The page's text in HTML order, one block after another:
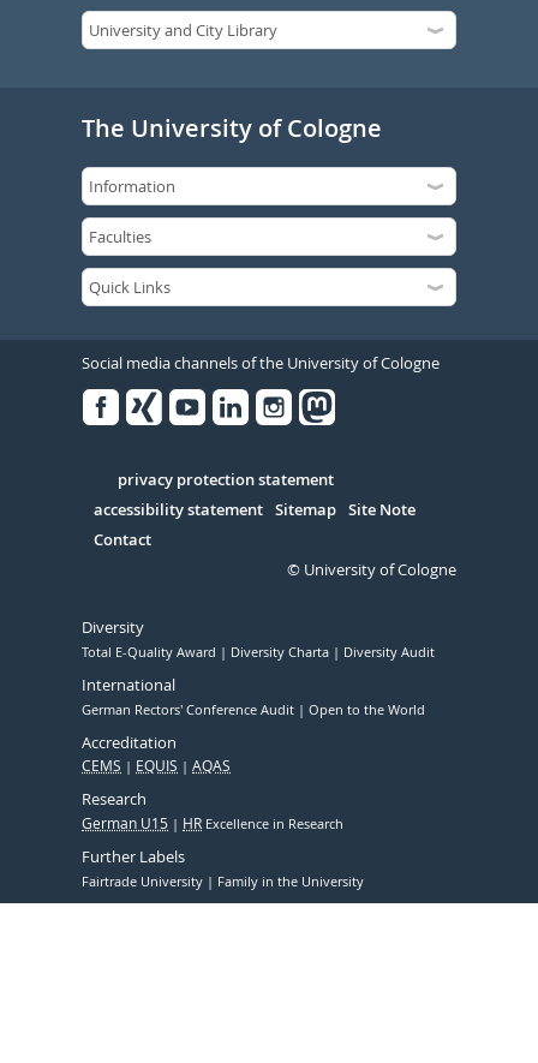
The University of Cologne
Social media channels of the University of Cologne
Serivce
privacy protection statement
accessibility statement Sitemap Site Note
Contact
© University of Cologne
Diversity
Total E-Quality Award Diversity Charta Diversity Audit
International
German Rectors' Conference Audit Open to the World
Accreditation
CEMS EQUIS AQAS
Research
German U15 HR Excellence in Research
Further Labels
Fairtrade University Family in the University